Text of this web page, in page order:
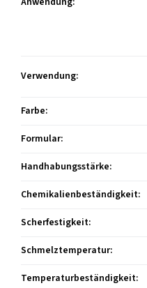
Verwendung:
Farbe:
Formular:
Handhabungsstärke:
Chemikalienbeständigkeit:
Scherfestigkeit:
Schmelztemperatur:
Temperaturbeständigkeit: